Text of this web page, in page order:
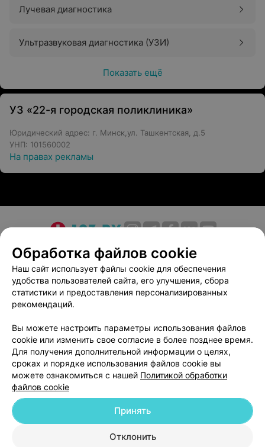
Лучевая диагностика
Ультразвуковая диагностика (УЗИ)
Показать ещё
УЗ «22-я городская поликлиника»
Юридический адрес: г. Минск,ул. Ташкентская, д.5
УНП: 101560002
На правах рекламы
О проекте Новости проекта
Размещение рекламы
Медицинский маркетинг
Публичный договор
Пользовательское соглашение
Способы оплаты
Вакансии
Партнеры
Написать в поддержку
Персональные настройки cookie
Обработка персональных данных
ВЫ ВЛАДЕЛЕЦ?
Обработка файлов cookie
Наш сайт использует файлы cookie для обеспечения
удобства пользователей сайта, его улучшения, сбора
статистики и предоставления персонализированных
рекомендаций.
Вы можете настроить параметры использования файлов
cookie или изменить свое согласие в более позднее время.
Для получения дополнительной информации о целях,
сроках и порядке использования файлов cookie вы
можете ознакомиться с нашей Политикой обработки
файлов cookie
Отклонить
Принять